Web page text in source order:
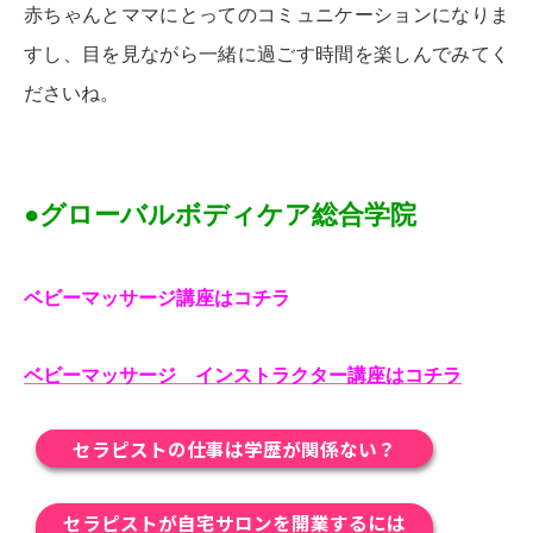
赤ちゃんとママにとってのコミュニケーションになりま
すし、目を見ながら一緒に過ごす時間を楽しんでみてく
ださいね。
●グローバルボディケア総合学院
ベビーマッサージ講座はコチラ
ベビーマッサージ インストラクター講座はコチラ
セラピストの仕事は学歴が関係ない？
セラピストが自宅サロンを開業するには